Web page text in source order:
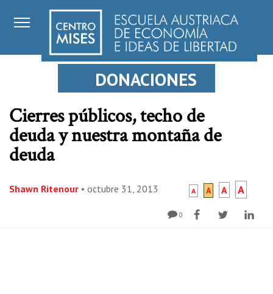
DONACIONES
Cierres públicos, techo de
deuda y nuestra montaña de
deuda
Shawn Ritenour • octubre 31, 2013 A A A A
0